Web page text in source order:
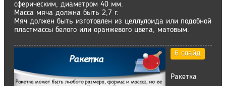
сферическим, диаметром 40 мм.
Масса мяча должна быть 2,7 г.
Мяч должен быть изготовлен из целлулоида или подобной
пластмассы белого или оранжевого цвета, матовым.
6 слайд
Ракетка